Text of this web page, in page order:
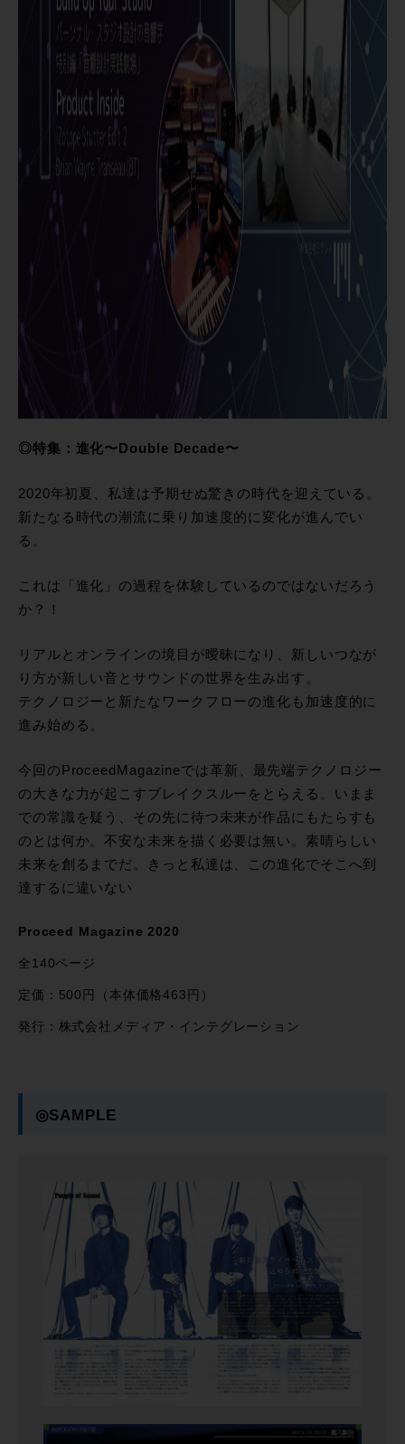
◎特集：進化〜Double Decade〜
2020年初夏、私達は予期せぬ驚きの時代を迎えている。
新たなる時代の潮流に乗り加速度的に変化が進んでい
る。
これは「進化」の過程を体験しているのではないだろう
か？！
リアルとオンラインの境目が曖昧になり、新しいつなが
り方が新しい音とサウンドの世界を生み出す。
テクノロジーと新たなワークフローの進化も加速度的に
進み始める。
今回のProceedMagazineでは革新、最先端テクノロジー
の大きな力が起こすブレイクスルーをとらえる。いまま
での常識を疑う、その先に待つ未来が作品にもたらすも
のとは何か。不安な未来を描く必要は無い。素晴らしい
未来を創るまでだ。きっと私達は、この進化でそこへ到
達するに違いない
Proceed Magazine 2020
全140ページ
定価：500円（本体価格463円）
発行：株式会社メディア・インテグレーション
◎SAMPLE